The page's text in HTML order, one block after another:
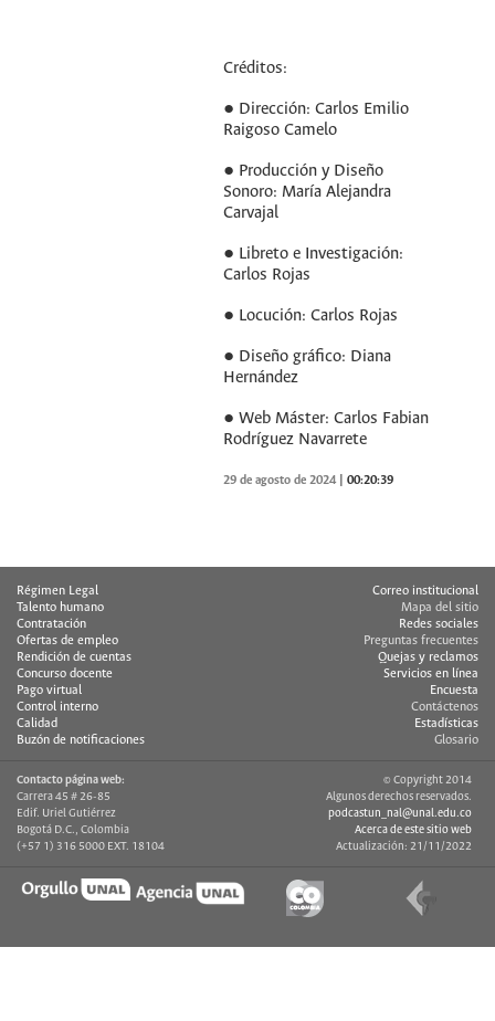
Créditos:
● Dirección: Carlos Emilio
Raigoso Camelo
● Producción y Diseño
Sonoro: María Alejandra
Carvajal
● Libreto e Investigación:
Carlos Rojas
● Locución: Carlos Rojas
● Diseño gráfico: Diana
Hernández
● Web Máster: Carlos Fabian
Rodríguez Navarrete
29 de agosto de 2024 |00:20:39
Régimen Legal
Talento humano
Contratación
Ofertas de empleo
Rendición de cuentas
Concurso docente
Pago virtual
Control interno
Calidad
Buzón de notificaciones
Correo institucional
Mapa del sitio
Redes sociales
Preguntas frecuentes
Quejas y reclamos
Servicios en línea
Encuesta
Contáctenos
Estadísticas
Glosario
Contacto página web:
Carrera 45 # 26-85
Edif. Uriel Gutiérrez
Bogotá D.C., Colombia
(+57 1) 316 5000 EXT. 18104
© Copyright 2014
Algunos derechos reservados.
podcastun_nal@unal.edu.co
Acerca de este sitio web
Actualización: 21/11/2022